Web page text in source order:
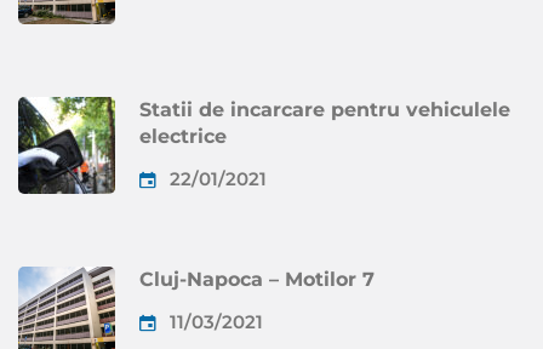
Statii de incarcare pentru vehiculele
electrice
22/01/2021
Cluj-Napoca – Motilor 7
11/03/2021